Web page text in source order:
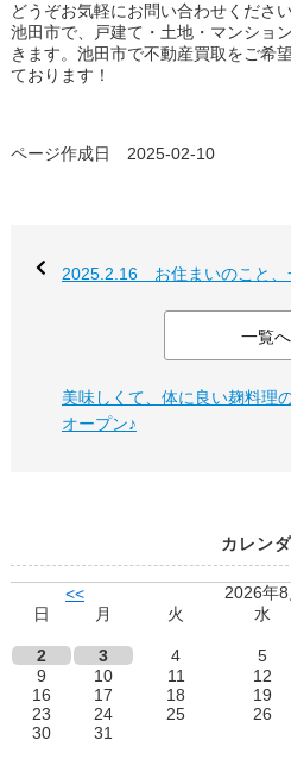
どうぞお気軽にお問い合わせくださ
池田市で、戸建て・土地・マンショ
きます。池田市で不動産買取をご希
ております！
ページ作成日 2025-02-10
2025.2.16 お住まいのこと、
一覧へ
美味しくて、体に良い麹料理
オープン♪
カレン
<<
2026年8
日
月 火 水
2
3 4 5
9
10 11 12
16
17 18 19
23
24 25 26
30
31